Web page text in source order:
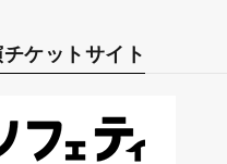
ケットサイト